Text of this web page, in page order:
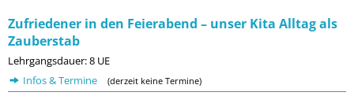
Zufriedener in den Feierabend – unser Kita Alltag als
Zauberstab
Lehrgangsdauer: 8 UE
Infos & Termine
(derzeit keine Termine)